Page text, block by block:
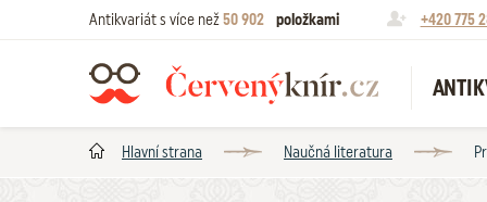
Antikvariát s více než50 902 položkami +420 775
Hlavní strana Naučná literatura